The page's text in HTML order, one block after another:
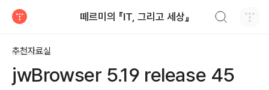
떼르미의 『IT, 그리고 세상』
추천자료실
jwBrowser 5.19 release 45